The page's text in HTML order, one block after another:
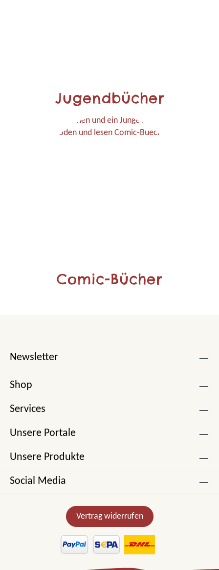
Jugendbücher
Comic-Bücher
Newsletter
Shop
Services
Unsere Portale
Unsere Produkte
Social Media
Vertrag widerrufen